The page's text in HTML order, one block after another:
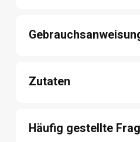
2: Spülen Sie das Shampoo
3: Verteilen Sie den
6: Nicht ausspülen und das
Zutaten
Cocoamphodiacetate, Glycol
Parfum/Fragrance, Sodium
Häufig gestellte